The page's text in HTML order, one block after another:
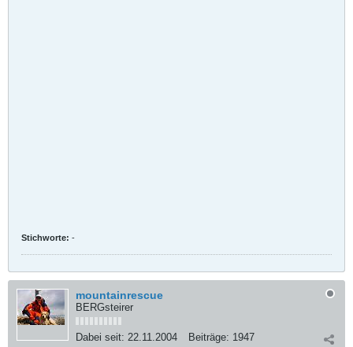
Stichworte: -
mountainrescue
BERGsteirer
Dabei seit: 22.11.2004 Beiträge: 1947